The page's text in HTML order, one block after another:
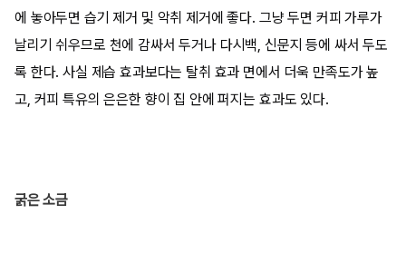
에 놓아두면 습기 제거 및 악취 제거에 좋다. 그냥 두면 커피 가루가
날리기 쉬우므로 천에 감싸서 두거나 다시백, 신문지 등에 싸서 두도
록 한다. 사실 제습 효과보다는 탈취 효과 면에서 더욱 만족도가 높
고, 커피 특유의 은은한 향이 집 안에 퍼지는 효과도 있다.
굵은 소금